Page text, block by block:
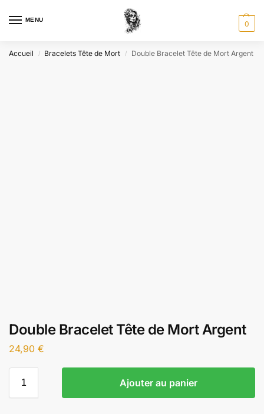
MENU 0
Accueil / Bracelets Tête de Mort / Double Bracelet Tête de Mort Argent
Double Bracelet Tête de Mort Argent
24,90 €
Ajouter au panier